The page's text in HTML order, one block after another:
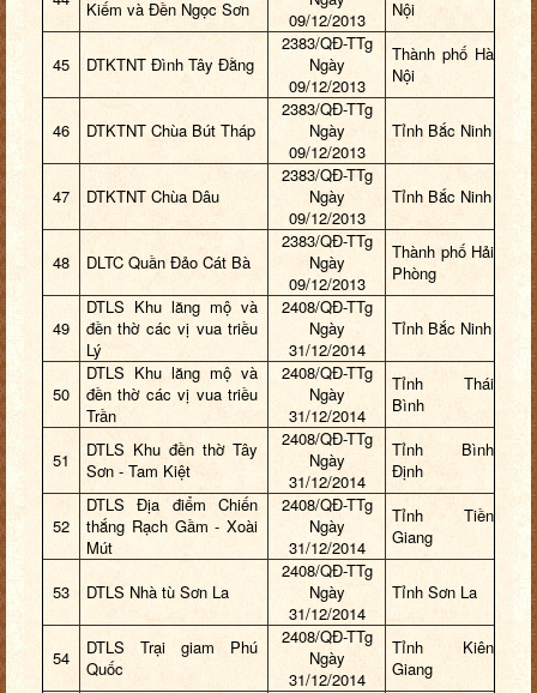
Kiếm và Đền Ngọc Sơn
09/12/2013
Nội
45 DTKTNT Đình Tây Đằng
2383/QĐ-TTg
Ngày
09/12/2013
Thành phố Hà
Nội
46 DTKTNT Chùa Bút Tháp
2383/QĐ-TTg
Ngày
09/12/2013
Tỉnh Bắc Ninh
47 DTKTNT Chùa Dâu
2383/QĐ-TTg
Ngày
09/12/2013
Tỉnh Bắc Ninh
48 DLTC Quần Đảo Cát Bà
2383/QĐ-TTg
Ngày
09/12/2013
Thành phố Hải
Phòng
49
DTLS Khu lăng mộ và
đền thờ các vị vua triều
Lý
2408/QĐ-TTg
Ngày
31/12/2014
Tỉnh Bắc Ninh
50
DTLS Khu lăng mộ và
đền thờ các vị vua triều
Trần
2408/QĐ-TTg
Ngày
31/12/2014
Tỉnh Thái
Bình
51
DTLS Khu đền thờ Tây
Sơn - Tam Kiệt
2408/QĐ-TTg
Ngày
31/12/2014
Tỉnh Bình
Định
52
DTLS Địa điểm Chiến
thắng Rạch Gầm - Xoài
Mút
2408/QĐ-TTg
Ngày
31/12/2014
Tỉnh Tiền
Giang
53 DTLS Nhà tù Sơn La
2408/QĐ-TTg
Ngày
31/12/2014
Tỉnh Sơn La
54
DTLS Trại giam Phú
Quốc
2408/QĐ-TTg
Ngày
31/12/2014
Tỉnh Kiên
Giang